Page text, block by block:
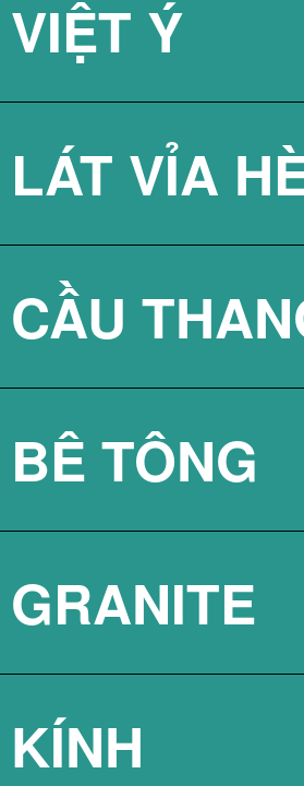
Ý
VỈA
BLOCK
LÁT VỈA
TÔNG
3D BÊ